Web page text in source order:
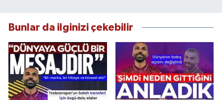
Bunlar da ilginizi çekebilir